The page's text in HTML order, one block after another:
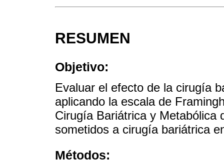
RESUMEN
Objetivo:
Evaluar el efecto de la cirugía
aplicando la escala de
Cirugía Bariátrica y Metabólica
sometidos a cirugía bariátrica
Métodos: